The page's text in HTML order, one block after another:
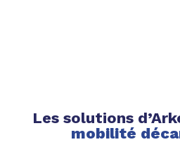
Les solutions
mobilité